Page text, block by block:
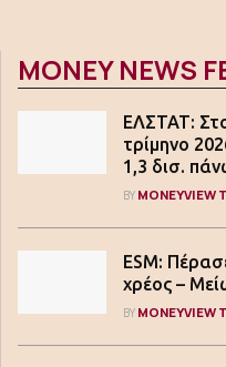
MONEY NEWS
ΕΛΣΤΑΤ:
τρίμηνο
1,3 δισ.
BY MONEYVIEW
ESM:
χρέος –
BY MONEYVIEW